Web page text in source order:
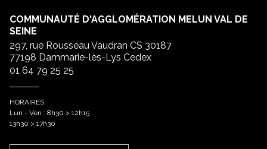
COMMUNAUTÉ D'AGGLOMÉRATION MELUN VAL DE
SEINE
297, rue Rousseau Vaudran CS 30187
77198 Dammarie-lès-Lys Cedex
01 64 79 25 25
HORAIRES
Lun - Ven : 8h30 > 12h15
13h30 > 17h30